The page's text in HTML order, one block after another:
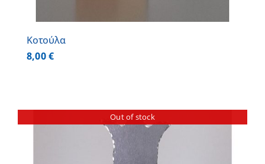
Κοτούλα
8,00€
Out of stock